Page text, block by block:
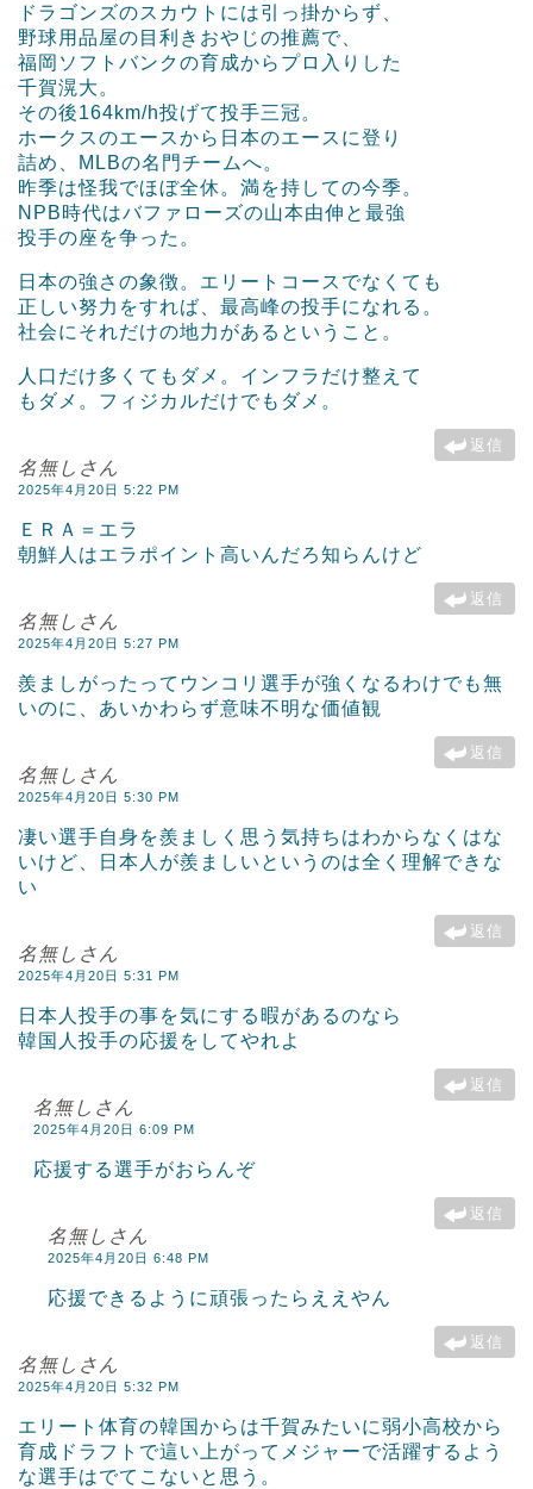
ドラゴンズのスカウトには引っ掛からず、
野球用品屋の目利きおやじの推薦で、
福岡ソフトバンクの育成からプロ入りした
千賀滉大。
その後164km/h投げて投手三冠。
ホークスのエースから日本のエースに登り
詰め、MLBの名門チームへ。
昨季は怪我でほぼ全休。満を持しての今季。
NPB時代はバファローズの山本由伸と最強
投手の座を争った。
日本の強さの象徴。エリートコースでなくても
正しい努力をすれば、最高峰の投手になれる。
社会にそれだけの地力があるということ。
人口だけ多くてもダメ。インフラだけ整えて
もダメ。フィジカルだけでもダメ。
返信
名無しさん
2025年4月20日 5:22 PM
ＥＲＡ＝エラ
朝鮮人はエラポイント高いんだろ知らんけど
返信
名無しさん
2025年4月20日 5:27 PM
羨ましがったってウンコリ選手が強くなるわけでも無
いのに、あいかわらず意味不明な価値観
返信
名無しさん
2025年4月20日 5:30 PM
凄い選手自身を羨ましく思う気持ちはわからなくはな
いけど、日本人が羨ましいというのは全く理解できな
い
返信
名無しさん
2025年4月20日 5:31 PM
日本人投手の事を気にする暇があるのなら
韓国人投手の応援をしてやれよ
返信
名無しさん
2025年4月20日 6:09 PM
応援する選手がおらんぞ
返信
名無しさん
2025年4月20日 6:48 PM
応援できるように頑張ったらええやん
返信
名無しさん
2025年4月20日 5:32 PM
エリート体育の韓国からは千賀みたいに弱小高校から
育成ドラフトで這い上がってメジャーで活躍するよう
な選手はでてこないと思う。